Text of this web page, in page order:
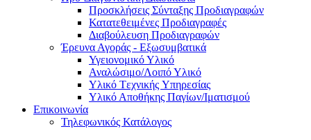
Προσκλήσεις Σύνταξης Προδιαγραφών
Κατατεθειμένες Προδιαγραφές
Διαβούλευση Προδιαγραφών
Έρευνα Αγοράς - Εξωσυμβατικά
Υγειονομικό Υλικό
Αναλώσιμο/Λοιπό Υλικό
Υλικό Tεχνικής Yπηρεσίας
Υλικό Αποθήκης Παγίων/Ιματισμού
Επικοινωνία
Τηλεφωνικός Κατάλογος